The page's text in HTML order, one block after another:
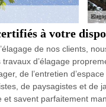
à votre
de nos clients,
travaux d’élagage
de l’entretien
de paysagistes et de
savent parfaitement